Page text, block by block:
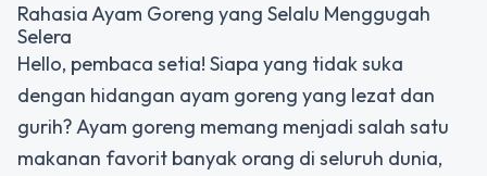
Rahasia Ayam Goreng yang Selalu Menggugah
Selera
Hello, pembaca setia! Siapa yang tidak suka
dengan hidangan ayam goreng yang lezat dan
gurih? Ayam goreng memang menjadi salah satu
makanan favorit banyak orang di seluruh dunia,